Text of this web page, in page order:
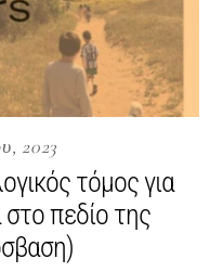
2023
τόμος για
πεδίο της